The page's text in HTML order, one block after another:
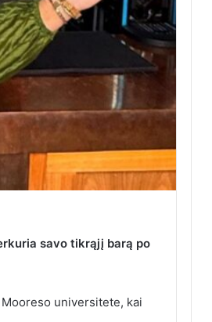
savo tikrąjį barą po
universitete, kai